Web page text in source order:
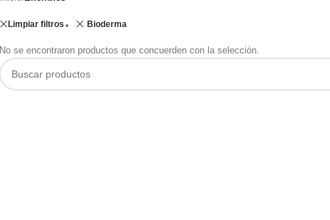
Limpiar filtros Bioderma
No se encontraron productos que concuerden con la selección.